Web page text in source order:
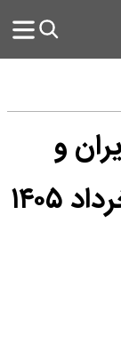
و